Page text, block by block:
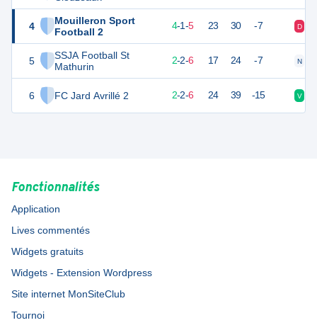
4
Mouilleron Sport
Football 2
5
SSJA Football St
Mathurin
6 FC Jard Avrillé 2
13 4-1-5 23 30 -7 D
8 2-2-6 17 24 -7 N
8 2-2-6 24 39 -15 V
Fonctionnalités
Application
Lives commentés
Widgets gratuits
Widgets - Extension Wordpress
Site internet MonSiteClub
Tournoi